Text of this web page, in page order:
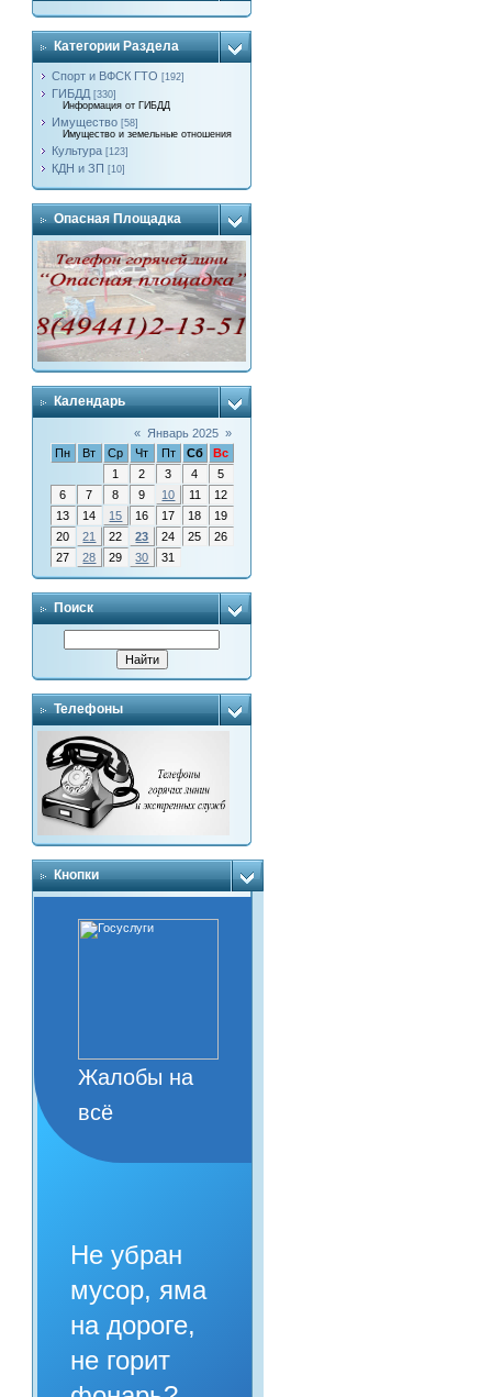
Категории Раздела
Спорт и ВФСК ГТО [192]
ГИБДД [330]
Информация от ГИБДД
Имущество [58]
Имущество и земельные отношения
Культура [123]
КДН и ЗП [10]
Опасная Площадка
Календарь
« Январь 2025 »
Пн
Вт Ср Чт Пт Сб
Вс
1
2 3 4
5
6
7 8 9 10 11
12
13
14 15 16 17 18
19
20
21 22 23 24 25
26
27
28 29 30 31
Поиск
Телефоны
Кнопки
Жалобы на
всё
Не убран
мусор, яма
на дороге,
не горит